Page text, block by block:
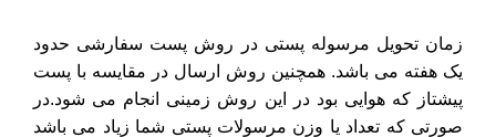
زمان تحویل مرسوله پستی در روش پست سفارشی حدود
یک هفته می باشد. همچنین روش ارسال در مقایسه با پست
پیشتاز که هوایی بود در این روش زمینی انجام می شود.در
صورتی که تعداد یا وزن مرسولات پستی شما زیاد می باشد